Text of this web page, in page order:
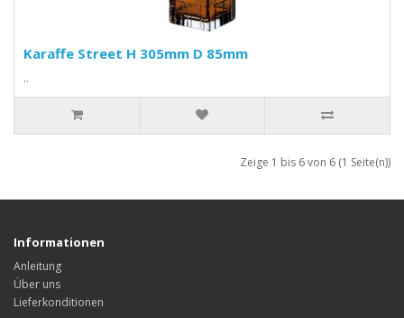
Karaffe Street H 305mm D 85mm
..
Zeige 1 bis 6 von 6 (1 Seite(n))
Informationen
Anleitung
Über uns
Lieferkonditionen